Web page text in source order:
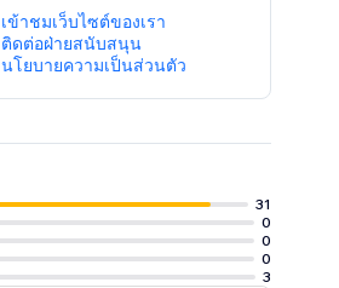
เข้าชมเว็บไซต์ของเรา
ติดต่อฝ่ายสนับสนุน
นโยบายความเป็นส่วนตัว
31
0
0
0
3